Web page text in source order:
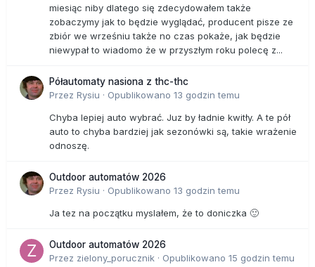
miesiąc niby dlatego się zdecydowałem także
zobaczymy jak to będzie wyglądać, producent pisze ze
zbiór we wrześniu także no czas pokaże, jak będzie
niewypał to wiadomo że w przyszłym roku polecę z...
Półautomaty nasiona z thc-thc
Przez Rysiu · Opublikowano 13 godzin temu
Chyba lepiej auto wybrać. Juz by ładnie kwitły. A te pół
auto to chyba bardziej jak sezonówki są, takie wrażenie
odnoszę.
Outdoor automatów 2026
Przez Rysiu · Opublikowano 13 godzin temu
Ja tez na początku myslałem, że to doniczka 🙂
Outdoor automatów 2026
Przez zielony_porucznik · Opublikowano 15 godzin temu